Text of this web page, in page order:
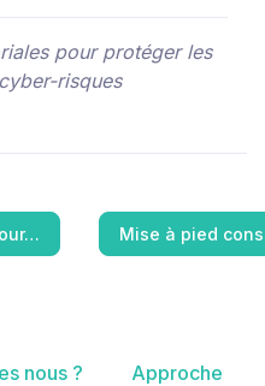
pour protéger les
risques
Mise à pied
nous ? Approche